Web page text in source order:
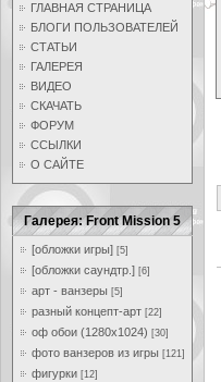
ГЛАВНАЯ СТРАНИЦА
БЛОГИ ПОЛЬЗОВАТЕЛЕЙ
СТАТЬИ
ГАЛЕРЕЯ
ВИДЕО
СКАЧАТЬ
ФОРУМ
ССЫЛКИ
О САЙТЕ
Галерея: Front Mission 5
[обложки игры] [5]
[обложки саундтр.] [6]
арт - ванзеры [5]
разный концепт-арт [22]
оф обои (1280x1024) [30]
фото ванзеров из игры [121]
фигурки [12]